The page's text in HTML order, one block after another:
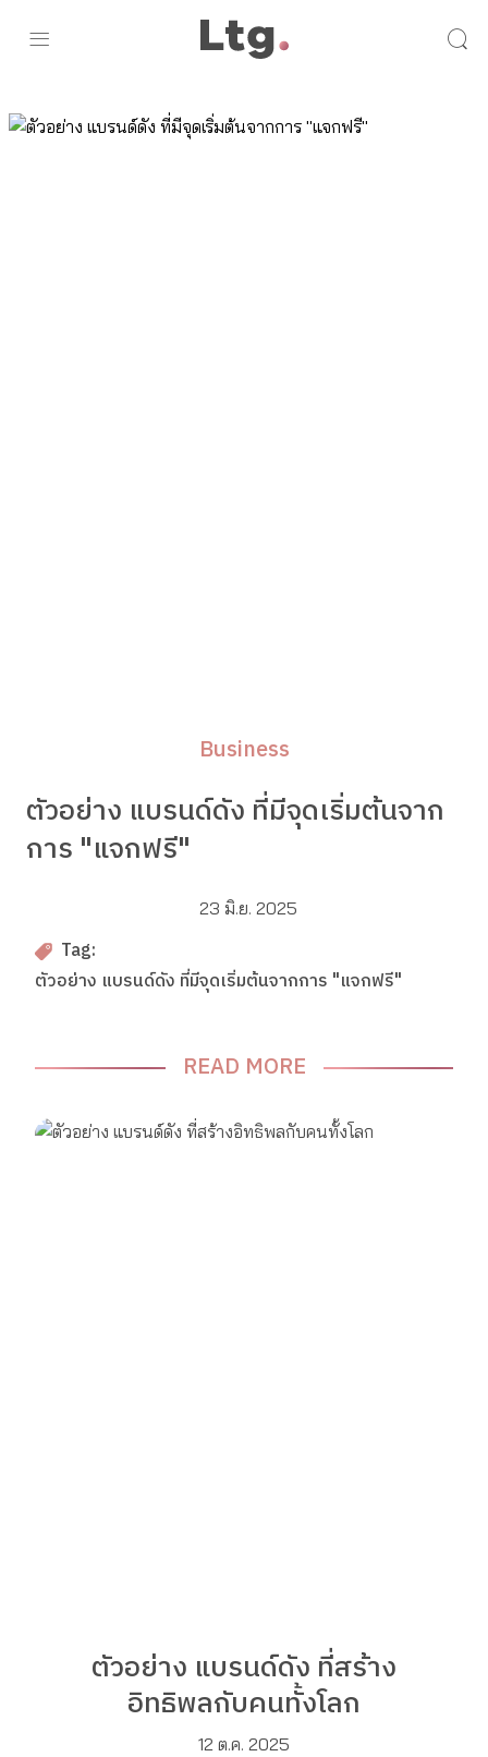
Business
ตัวอย่าง แบรนด์ดัง ที่มีจุดเริ่มต้นจาก
การ "แจกฟรี"
23 มิ.ย. 2025
Tag:
ตัวอย่าง แบรนด์ดัง ที่มีจุดเริ่มต้นจากการ "แจกฟรี"
READ MORE
ตัวอย่าง แบรนด์ดัง ที่สร้าง
อิทธิพลกับคนทั้งโลก
12 ต.ค. 2025